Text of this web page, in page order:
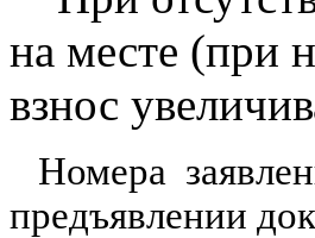
на месте (при
взнос
Номера
предъявлении